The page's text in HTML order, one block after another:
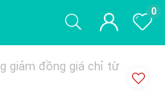
0
giảm đồng giá chỉ từ